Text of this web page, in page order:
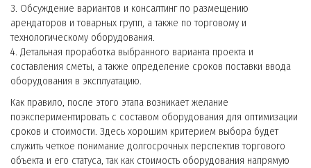
3. Обсуждение вариантов и консалтинг по размещению
арендаторов и товарных групп, а также по торговому и
технологическому оборудования.
4. Детальная проработка выбранного варианта проекта и
составления сметы, а также определение сроков поставки ввода
оборудования в эксплуатацию.
Как правило, после этого этапа возникает желание
поэкспериментировать с составом оборудования для оптимизации
сроков и стоимости. Здесь хорошим критерием выбора будет
служить четкое понимание долгосрочных перспектив торгового
объекта и его статуса, так как стоимость оборудования напрямую